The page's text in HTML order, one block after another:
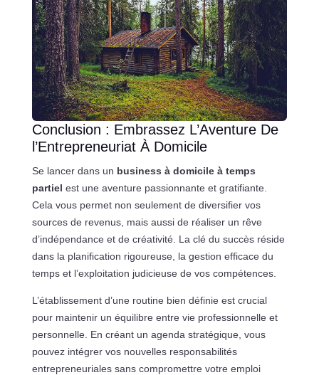
Conclusion : Embrassez L’Aventure De
l’Entrepreneuriat À Domicile
Se lancer dans un business à domicile à temps
partiel est une aventure passionnante et gratifiante.
Cela vous permet non seulement de diversifier vos
sources de revenus, mais aussi de réaliser un rêve
d’indépendance et de créativité. La clé du succès réside
dans la planification rigoureuse, la gestion efficace du
temps et l’exploitation judicieuse de vos compétences.
L’établissement d’une routine bien définie est crucial
pour maintenir un équilibre entre vie professionnelle et
personnelle. En créant un agenda stratégique, vous
pouvez intégrer vos nouvelles responsabilités
entrepreneuriales sans compromettre votre emploi